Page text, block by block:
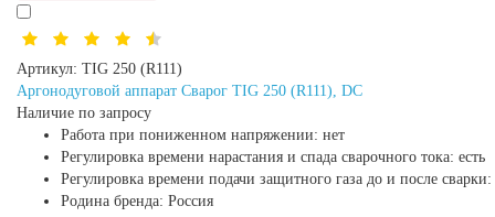
Артикул: TIG 250 (R111)
Аргонодуговой аппарат Сварог TIG 250 (R111), DC
Наличие по запросу
Работа при пониженном напряжении: нет
Регулировка времени нарастания и спада сварочного тока: есть
Регулировка времени подачи защитного газа до и после сварки:
Родина бренда: Россия